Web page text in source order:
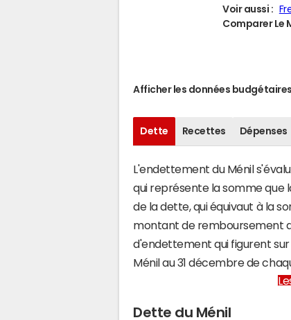
Voir aussi :
Comparer Le
Afficher les données
Dette Recettes Dépenses
L'endettement du Ménil
qui représente la somme que
de la dette, qui équivaut à la
montant de remboursement
d'endettement qui figurent
Ménil au 31 décembre de
Dette du Ménil